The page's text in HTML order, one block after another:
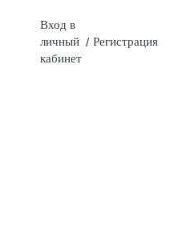
Вход в
личный
кабинет
/ Регистрация